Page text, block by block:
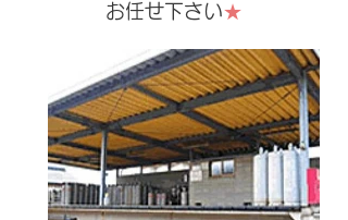
お任せ下さい★